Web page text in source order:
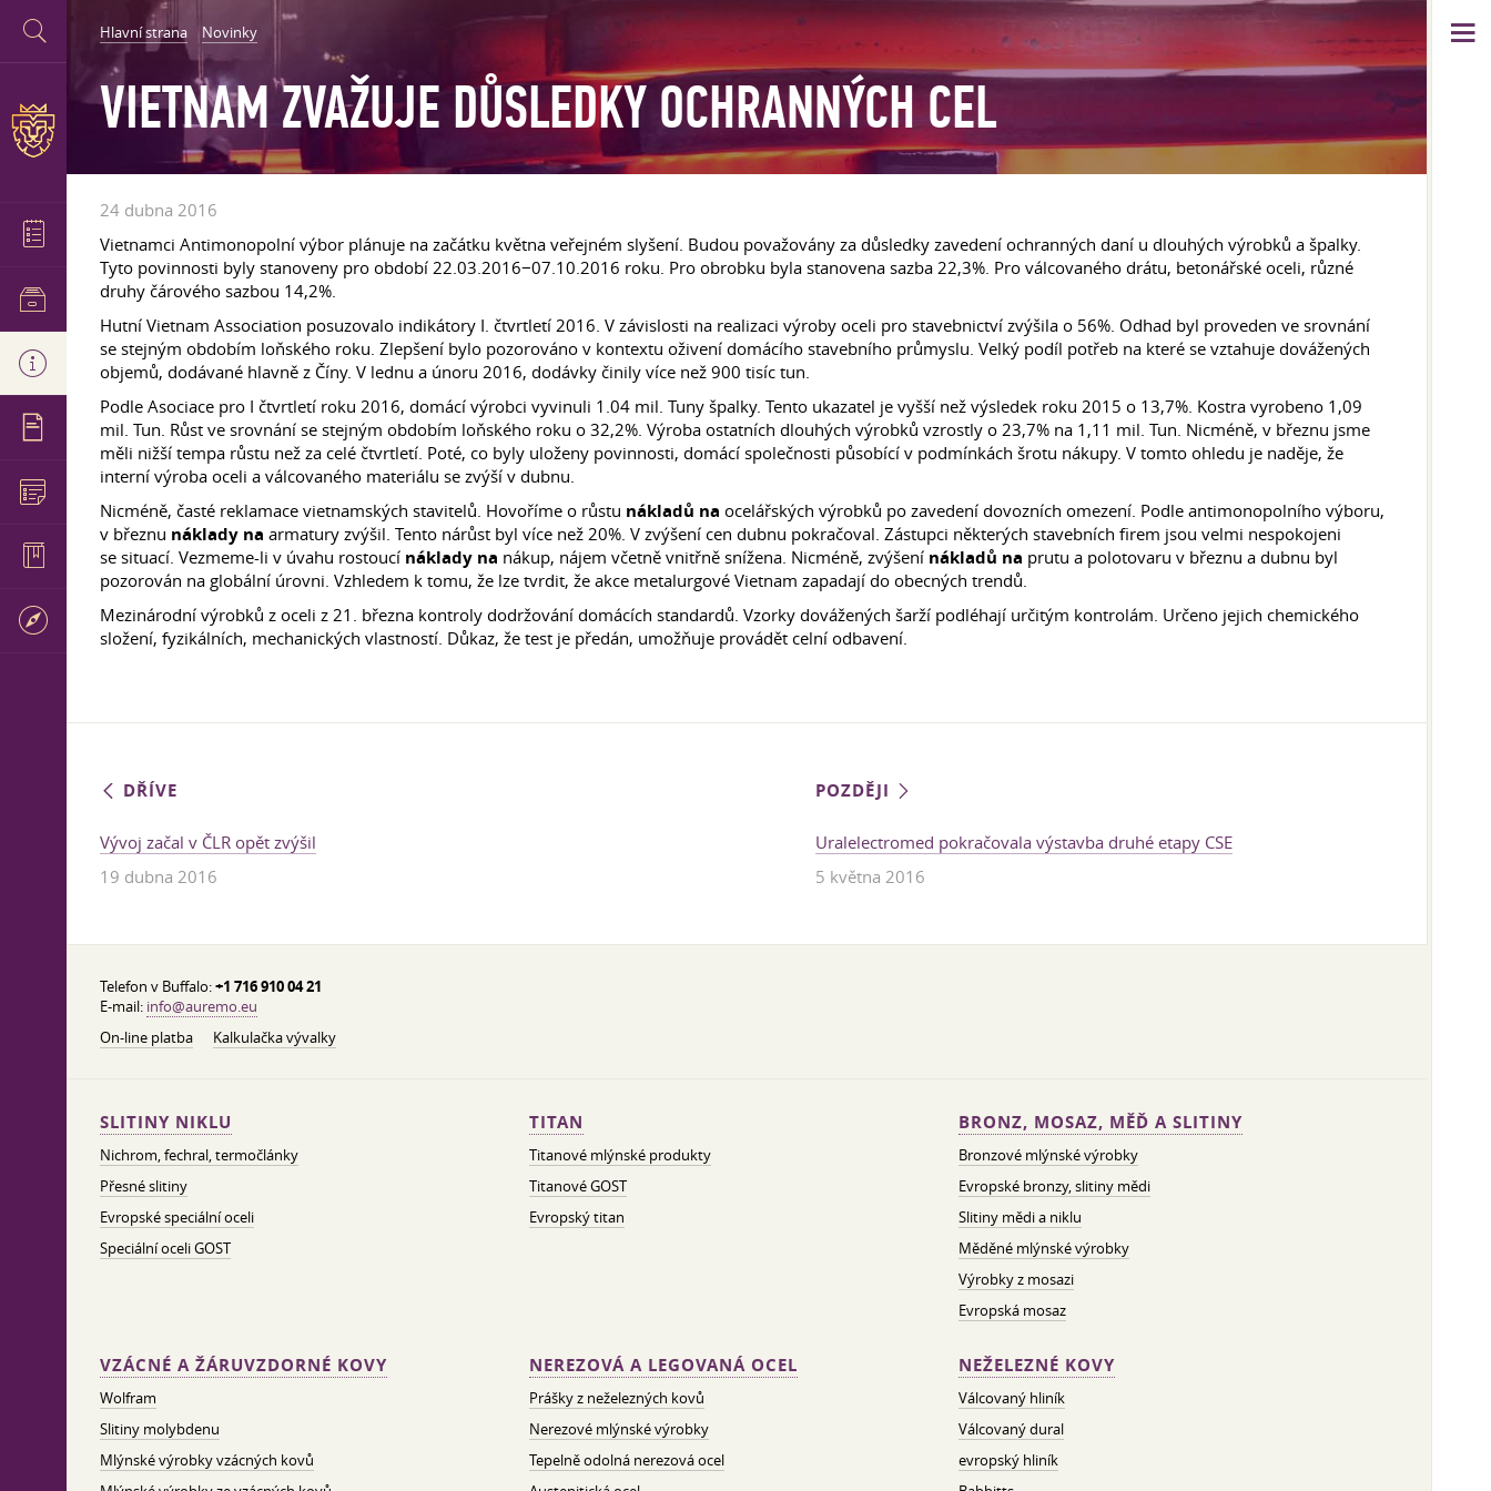
Hlavní strana Novinky
VIETNAM ZVAŽUJE DŮSLEDKY OCHRANNÝCH CEL
24 dubna 2016
Vietnamci Antimonopolní výbor plánuje na začátku května veřejném slyšení. Budou považovány za důsledky zavedení ochranných daní u dlouhých výrobků a špalky.
Tyto povinnosti byly stanoveny pro období 22.03.2016−07.10.2016 roku. Pro obrobku byla stanovena sazba 22,3%. Pro válcovaného drátu, betonářské oceli, různé
druhy čárového sazbou 14,2%.
Hutní Vietnam Association posuzovalo indikátory I. čtvrtletí 2016. V závislosti na realizaci výroby oceli pro stavebnictví zvýšila o 56%. Odhad byl proveden ve srovnání
se stejným obdobím loňského roku. Zlepšení bylo pozorováno v kontextu oživení domácího stavebního průmyslu. Velký podíl potřeb na které se vztahuje dovážených
objemů, dodávané hlavně z Číny. V lednu a únoru 2016, dodávky činily více než 900 tisíc tun.
Podle Asociace pro I čtvrtletí roku 2016, domácí výrobci vyvinuli 1.04 mil. Tuny špalky. Tento ukazatel je vyšší než výsledek roku 2015 o 13,7%. Kostra vyrobeno 1,09
mil. Tun. Růst ve srovnání se stejným obdobím loňského roku o 32,2%. Výroba ostatních dlouhých výrobků vzrostly o 23,7% na 1,11 mil. Tun. Nicméně, v březnu jsme
měli nižší tempa růstu než za celé čtvrtletí. Poté, co byly uloženy povinnosti, domácí společnosti působící v podmínkách šrotu nákupy. V tomto ohledu je naděje, že
interní výroba oceli a válcovaného materiálu se zvýší v dubnu.
Nicméně, časté reklamace vietnamských stavitelů. Hovoříme o růstu nákladů na ocelářských výrobků po zavedení dovozních omezení. Podle antimonopolního výboru,
v březnu náklady na armatury zvýšil. Tento nárůst byl více než 20%. V zvýšení cen dubnu pokračoval. Zástupci některých stavebních firem jsou velmi nespokojeni
se situací. Vezmeme-li v úvahu rostoucí náklady na nákup, nájem včetně vnitřně snížena. Nicméně, zvýšení nákladů na prutu a polotovaru v březnu a dubnu byl
pozorován na globální úrovni. Vzhledem k tomu, že lze tvrdit, že akce metalurgové Vietnam zapadají do obecných trendů.
Mezinárodní výrobků z oceli z 21. března kontroly dodržování domácích standardů. Vzorky dovážených šarží podléhají určitým kontrolám. Určeno jejich chemického
složení, fyzikálních, mechanických vlastností. Důkaz, že test je předán, umožňuje provádět celní odbavení.
DŘÍVE
Vývoj začal v ČLR opět zvýšil
19 dubna 2016
POZDĚJI
Uralelectromed pokračovala výstavba druhé etapy CSE
5 května 2016
Telefon v Buffalo:+1 716 910 04 21
E-mail: info@auremo.eu
On-line platba
Kalkulačka vývalky
SLITINY NIKLU
Nichrom, fechral, termočlánky
Přesné slitiny
Evropské speciální oceli
Speciální oceli GOST
TITAN
Titanové mlýnské produkty
Titanové GOST
Evropský titan
BRONZ, MOSAZ, MĚĎ A SLITINY
Bronzové mlýnské výrobky
Evropské bronzy, slitiny mědi
Slitiny mědi a niklu
Měděné mlýnské výrobky
Výrobky z mosazi
Evropská mosaz
VZÁCNÉ A ŽÁRUVZDORNÉ KOVY
Wolfram
Slitiny molybdenu
Mlýnské výrobky vzácných kovů
NEREZOVÁ A LEGOVANÁ OCEL
Prášky z neželezných kovů
Nerezové mlýnské výrobky
Tepelně odolná nerezová ocel
NEŽELEZNÉ KOVY
Válcovaný hliník
Válcovaný dural
evropský hliník